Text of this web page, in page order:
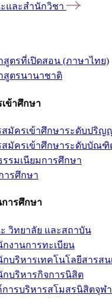
และสำนักวิชา
สูตรที่เปิดสอน (ภาษาไทย)
สูตรนานาชาติ
ข้าศึกษา
สมัครเข้าศึกษาระดับปริ
สมัครเข้าศึกษาระดับบัณฑิ
รรมเนียมการศึกษา
ารศึกษา
ารศึกษา
วิทยาลัย และสถาบัน
กงานการทะเบียน
กบริหารเทคโนโลยีสารสน
กบริหารกิจการนิสิต
การบริหารสโมสรนิสิตจุฬ